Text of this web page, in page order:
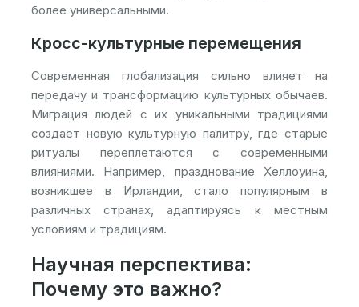
более универсальными.
Кросс-культурные перемещения
Современная глобализация сильно влияет на
передачу и трансформацию культурных обычаев.
Миграция людей с их уникальными традициями
создает новую культурную палитру, где старые
ритуалы переплетаются с современными
влияниями. Например, празднование Хеллоуина,
возникшее в Ирландии, стало популярным в
различных странах, адаптируясь к местным
условиям и традициям.
Научная перспектива:
Почему это важно?